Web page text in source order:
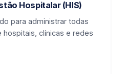
Hospitalar (HIS)
para administrar todas
clínicas e redes